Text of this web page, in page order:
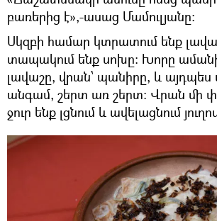
բառերից է»,-ասաց Մամուլյանը։
Սկզբի համար կտրատում ենք
տապակում ենք սոխը։ Խորը ամանի
լավաշը, վրան՝ պանիրը, և այդպես
անգամ, շերտ առ շերտ։ Վրան մի
ջուր ենք լցնում և ավելացնում